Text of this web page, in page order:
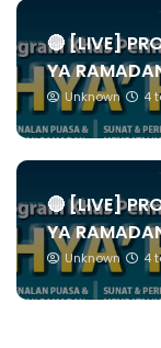
🔴 [LIVE]
YA
Unknown 4
🔴 [LIVE]
YA
Unknown 4